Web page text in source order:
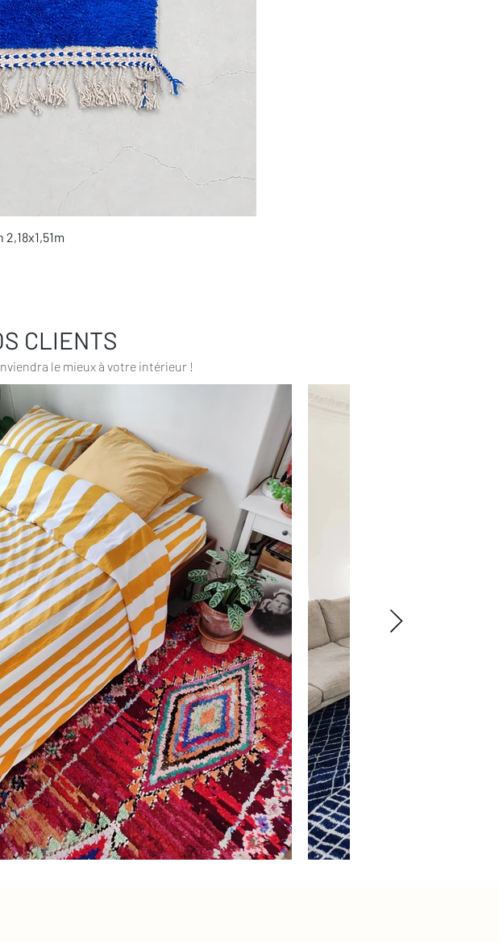
CLIENTS
le mieux à votre intérieur !